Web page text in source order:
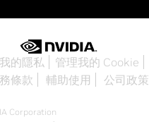
的隱私 管理我的 Cookie
條款 輔助使用 公司政策
Corporation